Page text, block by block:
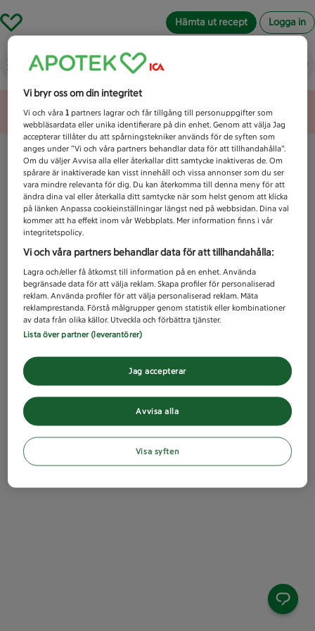
Hämta ut recept Logga in
Vad letar du efter idag?
Unknown error
Vi bryr oss om din integritet
Vi och våra1 partners lagrar och får tillgång till personuppgifter som
webbläsardata eller unika identifierare på din enhet. Genom att välja Jag
accepterar tillåter du att spårningstekniker används för de syften som
anges under ”Vi och våra partners behandlar data för att tillhandahålla”.
Om du väljer Avvisa alla eller återkallar ditt samtycke inaktiveras de. Om
spårare är inaktiverade kan visst innehåll och vissa annonser som du ser
vara mindre relevanta för dig. Du kan återkomma till denna meny för att
ändra dina val eller återkalla ditt samtycke när som helst genom att klicka
på länken Anpassa cookieinställningar längst ned på webbsidan. Dina val
kommer att ha effekt inom vår Webbplats. Mer information finns i vår
integritetspolicy.
Vi och våra partners behandlar data för att tillhandahålla:
Lagra och/eller få åtkomst till information på en enhet. Använda
begränsade data för att välja reklam. Skapa profiler för personaliserad
reklam. Använda profiler för att välja personaliserad reklam. Mäta
reklamprestanda. Förstå målgrupper genom statistik eller kombinationer
av data från olika källor. Utveckla och förbättra tjänster.
Lista över partner (leverantörer)
Avvisa alla
Jag accepterar
Visa syften